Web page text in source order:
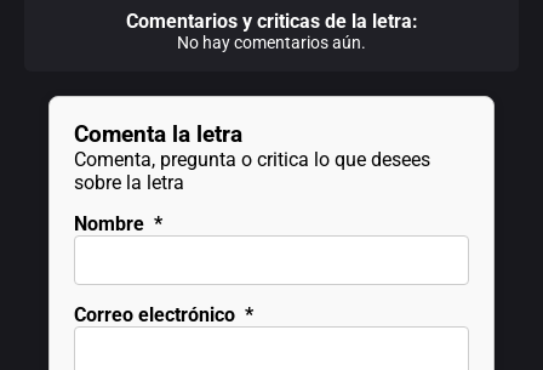
Comentarios y criticas de la letra:
No hay comentarios aún.
Comenta la letra
Comenta, pregunta o critica lo que desees
sobre la letra
Nombre *
Correo electrónico *